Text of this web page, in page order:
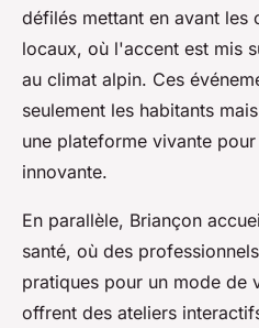
défilés mettant en avant les
locaux, où l'accent est mis
au climat alpin. Ces
seulement les habitants
une plateforme vivante
innovante.
En parallèle, Briançon
santé, où des
pratiques pour un mode de
offrent des ateliers